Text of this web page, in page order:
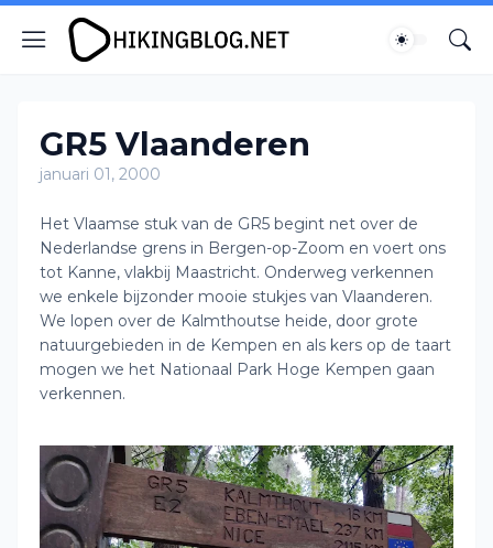
GR5 Vlaanderen
januari 01, 2000
Het Vlaamse stuk van de GR5 begint net over de
Nederlandse grens in Bergen-op-Zoom en voert ons
tot Kanne, vlakbij Maastricht. Onderweg verkennen
we enkele bijzonder mooie stukjes van Vlaanderen.
We lopen over de Kalmthoutse heide, door grote
natuurgebieden in de Kempen en als kers op de taart
mogen we het Nationaal Park Hoge Kempen gaan
verkennen.